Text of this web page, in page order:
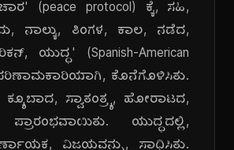
(peace protocol) ಕ್ಕೆ, ಸಹಿ,
ನಾಲ್ಕು, ತಿಂಗಳ, ಕಾಲ, ನಡೆದ,
ಯುದ್ಧ' (Spanish-American
ಪರಿಣಾಮಕಾರಿಯಾಗಿ, ಕೊನೆಗೊಳಿಸಿತು.
ಸ್ವಾತಂತ್ರ್ಯ, ಹೋರಾಟದ,
ಯುದ್ಧದಲ್ಲಿ,